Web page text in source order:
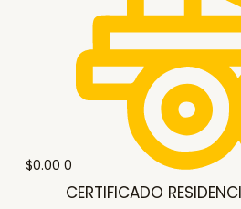
$0.00 0
CERTIFICADO